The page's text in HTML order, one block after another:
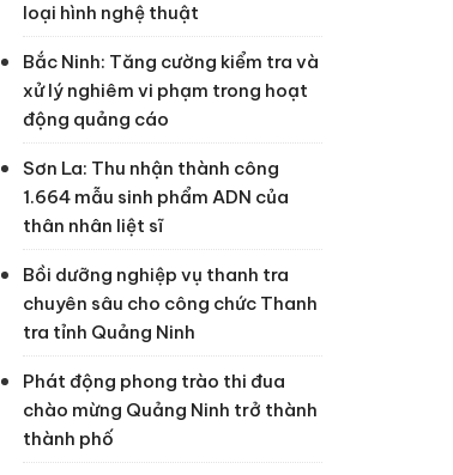
loại hình nghệ thuật
Bắc Ninh: Tăng cường kiểm tra và
xử lý nghiêm vi phạm trong hoạt
động quảng cáo
Sơn La: Thu nhận thành công
1.664 mẫu sinh phẩm ADN của
thân nhân liệt sĩ
Bồi dưỡng nghiệp vụ thanh tra
chuyên sâu cho công chức Thanh
tra tỉnh Quảng Ninh
Phát động phong trào thi đua
chào mừng Quảng Ninh trở thành
thành phố